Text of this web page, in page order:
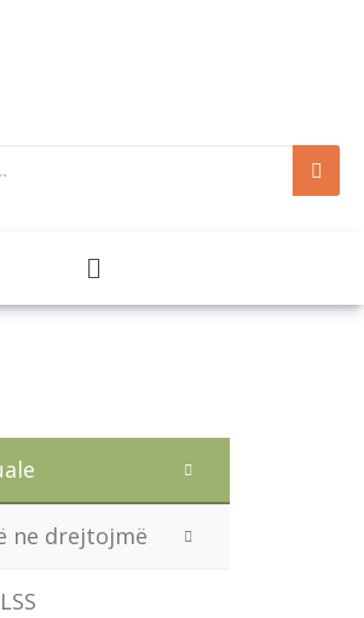
ne drejtojmë